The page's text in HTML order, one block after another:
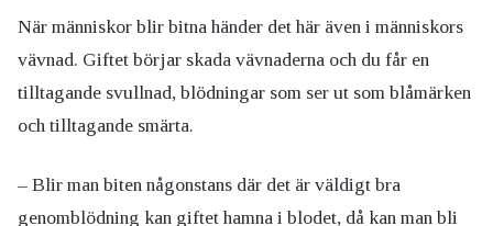
När människor blir bitna händer det här även i människors
vävnad. Giftet börjar skada vävnaderna och du får en
tilltagande svullnad, blödningar som ser ut som blåmärken
och tilltagande smärta.
– Blir man biten någonstans där det är väldigt bra
genomblödning kan giftet hamna i blodet, då kan man bli